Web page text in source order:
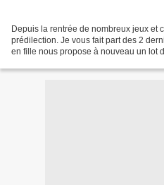
Depuis la rentrée de nombreux jeux et
prédilection. Je vous fait part des 2
en fille nous propose à nouveau un lot